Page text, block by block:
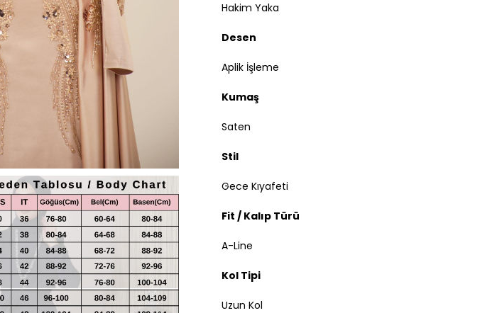
Hakim Yaka
Desen
Aplik İşleme
Kumaş
Saten
Stil
Gece Kıyafeti
Fit / Kalıp Türü
A-Line
Kol Tipi
Uzun Kol